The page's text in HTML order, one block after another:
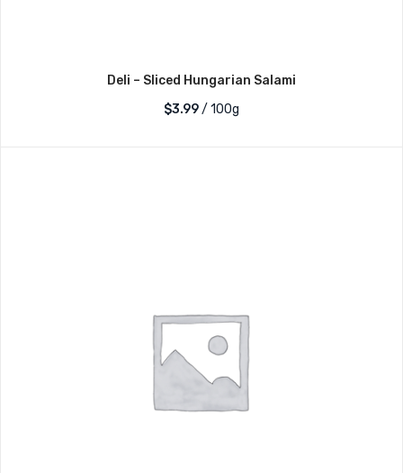
Deli – Sliced Hungarian Salami
$3.99/ 100g